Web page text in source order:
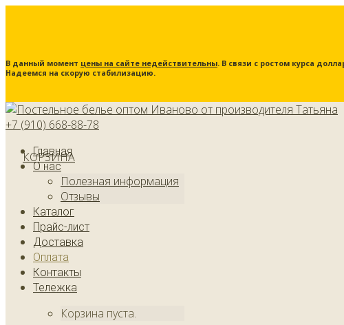
В данный момент цены на сайте недействительны. В связи с ростом курса
Надеемся на скорую стабилизацию.
+7 (910) 668-88-78
КОРЗИНА
Главная
О нас
Полезная информация
Отзывы
Каталог
Прайс-лист
Доставка
Оплата
Контакты
Тележка
Корзина пуста.